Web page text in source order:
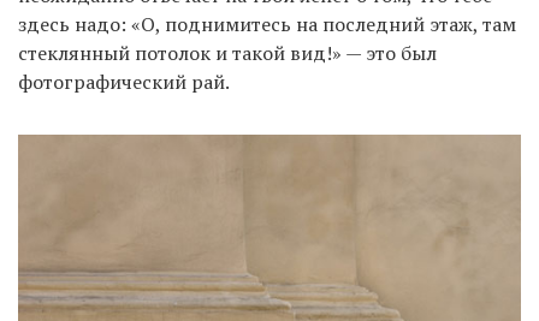
здесь надо: «О, поднимитесь на последний этаж, там
стеклянный потолок и такой вид!» — это был
фотографический рай.